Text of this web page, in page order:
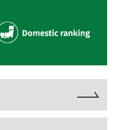
がるよう努めてま